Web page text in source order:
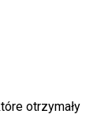
otrzymały